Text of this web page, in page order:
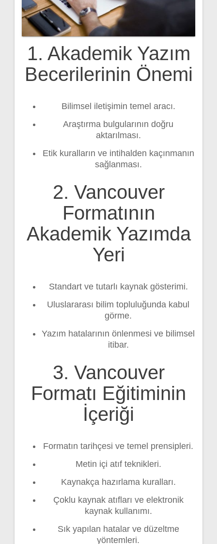
1. Akademik Yazım
Becerilerinin Önemi
Bilimsel iletişimin temel aracı.
Araştırma bulgularının doğru
aktarılması.
Etik kuralların ve intihalden kaçınmanın
sağlanması.
2. Vancouver
Formatının
Akademik Yazımda
Yeri
Standart ve tutarlı kaynak gösterimi.
Uluslararası bilim topluluğunda kabul
görme.
Yazım hatalarının önlenmesi ve bilimsel
itibar.
3. Vancouver
Formatı Eğitiminin
İçeriği
Formatın tarihçesi ve temel prensipleri.
Metin içi atıf teknikleri.
Kaynakça hazırlama kuralları.
Çoklu kaynak atıfları ve elektronik
kaynak kullanımı.
Sık yapılan hatalar ve düzeltme
yöntemleri.